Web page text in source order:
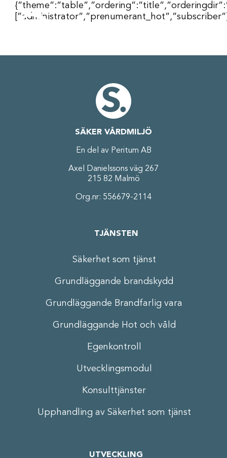
Fortsätt
SÄKER VÅRDMILJÖ
En del av Peritum AB
Axel Danielssons väg 267
215 82 Malmö
Org.nr: 556679-2114
TJÄNSTEN
Säkerhet som tjänst
Grundläggande brandskydd
Grundläggande Brandfarlig vara
Grundläggande Hot och våld
Egenkontroll
Utvecklingsmodul
Konsulttjänster
Upphandling av Säkerhet som tjänst
UTVECKLING